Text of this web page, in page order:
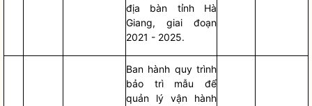
địa bàn tỉnh Hà
Giang, giai đoạn
2021 - 2025.
Ban hành quy trình
bảo trì mẫu để
quản lý vận hành